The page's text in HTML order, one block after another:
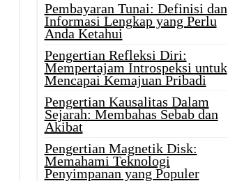
Pembayaran Tunai: Definisi dan
Informasi Lengkap yang Perlu
Anda Ketahui
Pengertian Refleksi Diri:
Mempertajam Introspeksi untuk
Mencapai Kemajuan Pribadi
Pengertian Kausalitas Dalam
Sejarah: Membahas Sebab dan
Akibat
Pengertian Magnetik Disk:
Memahami Teknologi
Penyimpanan yang Populer